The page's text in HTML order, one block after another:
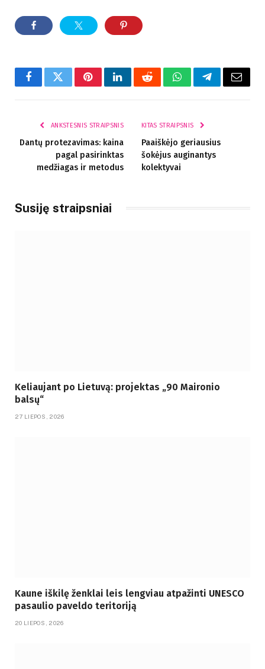
FacebookTwitterPinterestLinkedInRedditWhatsAppTelegram
El.
ANKSTESNIS STRAIPSNIS
Dantų protezavimas: kaina
pagal pasirinktas
medžiagas ir metodus
KITAS STRAIPSNIS
Paaiškėjo geriausius
šokėjus auginantys
kolektyvai
Susiję straipsniai
Keliaujant po Lietuvą: projektas „90 Maironio
balsų“
27 LIEPOS, 2026
Kaune iškilę ženklai leis lengviau atpažinti UNESCO
pasaulio paveldo teritoriją
20 LIEPOS, 2026